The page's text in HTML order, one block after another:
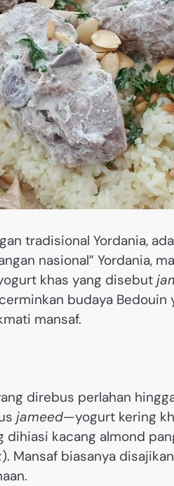
tradisional Yordania,
nasional” Yordania,
khas yang disebut
budaya Bedouin
mansaf.
direbus perlahan
jameed—yogurt kering
dihiasi kacang almond
). Mansaf biasanya